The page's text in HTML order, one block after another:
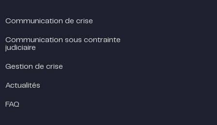
Communication de crise
Communication sous contrainte
judiciaire
Gestion de crise
Actualités
FAQ